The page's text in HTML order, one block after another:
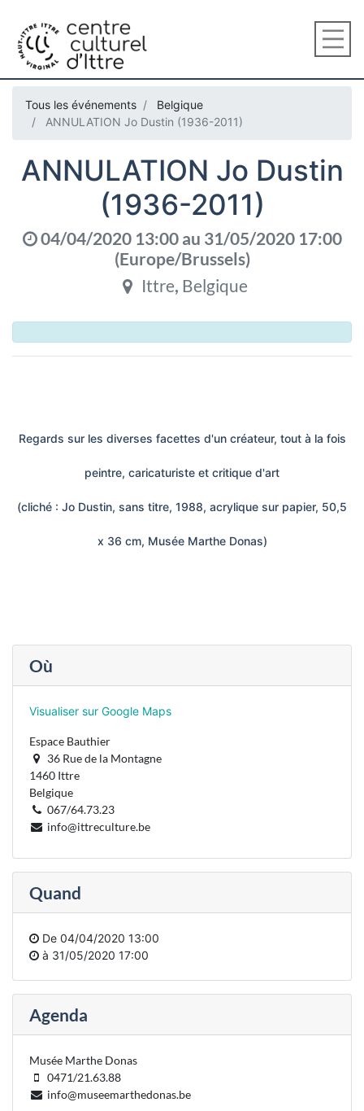
Tous les événements
Belgique
ANNULATION Jo Dustin (1936-2011)
ANNULATION Jo Dustin
(1936-2011)
04/04/2020 13:00au 31/05/2020 17:00
(Europe/Brussels)
Ittre, Belgique
Regards sur les diverses facettes d'un créateur, tout à la fois
peintre, caricaturiste et critique d'art
(cliché : Jo Dustin, sans titre, 1988, acrylique sur papier, 50,5
x 36 cm, Musée Marthe Donas)
Où
Visualiser sur Google Maps
Espace Bauthier
36 Rue de la Montagne
1460 Ittre
Belgique
067/64.73.23
info@ittreculture.be
Quand
De 04/04/2020 13:00
à 31/05/2020 17:00
Agenda
Musée Marthe Donas
0471/21.63.88
info@museemarthedonas.be